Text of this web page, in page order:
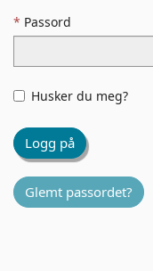
Passord
Husker du meg?
Logg på
Glemt passordet?